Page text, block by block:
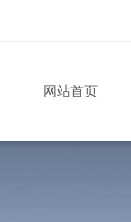
网站首页